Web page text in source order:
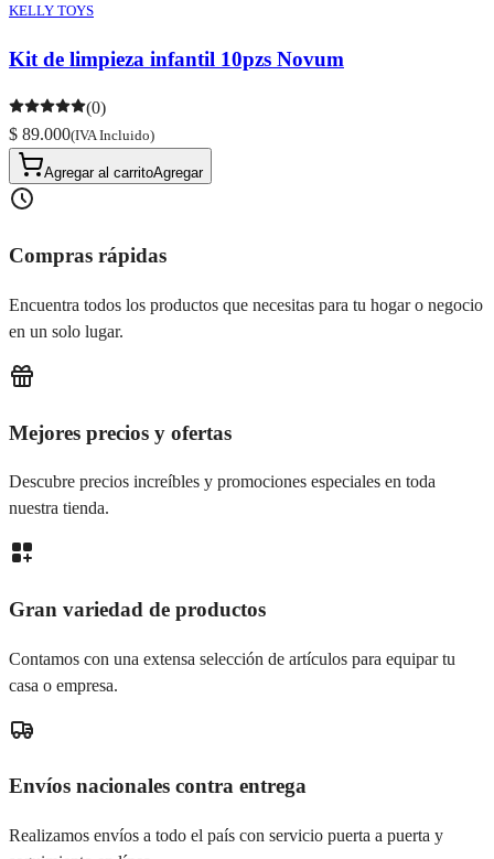
KELLY TOYS
Kit de limpieza infantil 10pzs Novum
(0)
$ 89.000(IVA Incluido)
Agregar al carritoAgregar
Compras rápidas
Encuentra todos los productos que necesitas para tu hogar o negocio
en un solo lugar.
Mejores precios y ofertas
Descubre precios increíbles y promociones especiales en toda
nuestra tienda.
Gran variedad de productos
Contamos con una extensa selección de artículos para equipar tu
casa o empresa.
Envíos nacionales contra entrega
Realizamos envíos a todo el país con servicio puerta a puerta y